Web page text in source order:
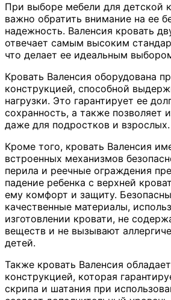
При выборе мебели для детской
важно обратить внимание на ее
надежность. Валенсия кровать
отвечает самым высоким
что делает ее идеальным
Кровать Валенсия оборудована
конструкцией, способной
нагрузки. Это гарантирует ее
сохранность, а также позволяет
даже для подростков и взрослых.
Кроме того, кровать Валенсия
встроенных механизмов
перила и реечные ограждения
падение ребенка с верхней
ему комфорт и защиту.
качественные материалы,
изготовлении кровати, не
веществ и не вызывают
детей.
Также кровать Валенсия
конструкцией, которая
скрипа и шатания при